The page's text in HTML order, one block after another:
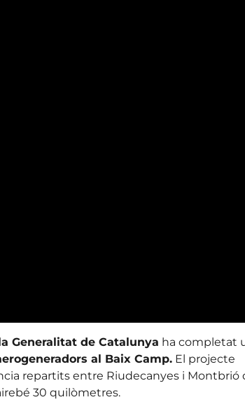
Generalitat de Catalunya ha completat
al Baix Camp.El projecte
repartits entre Riudecanyes i Montbrió
30 quilòmetres.